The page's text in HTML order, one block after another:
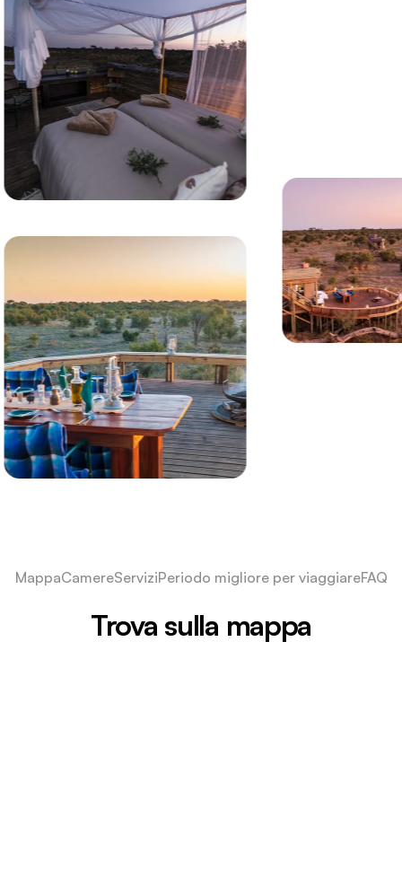
MappaCamereServiziPeriodo migliore per viaggiareFAQ
Trova sulla mappa